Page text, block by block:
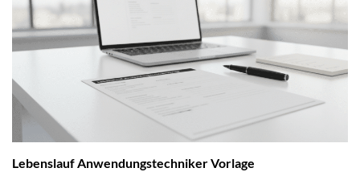
Lebenslauf Anwendungstechniker Vorlage